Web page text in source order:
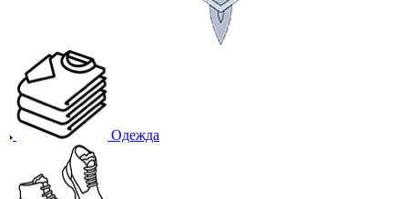
Одежда